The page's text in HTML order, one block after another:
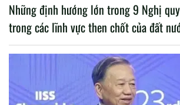
Những định hướng lớn trong 9 Nghị
trong các lĩnh vực then chốt của đất